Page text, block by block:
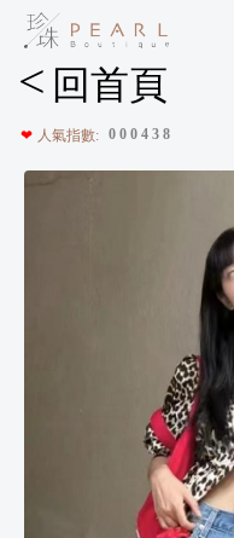
< 回首頁
❤ 人氣指數: 0 0 0 4 3 8